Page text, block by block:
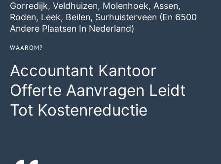
Gorredijk, Veldhuizen, Molenhoek, Assen,
Roden, Leek, Beilen, Surhuisterveen (en 6500
Andere Plaatsen In Nederland)
WAAROM?
Accountant Kantoor
Offerte Aanvragen Leidt
Tot Kostenreductie